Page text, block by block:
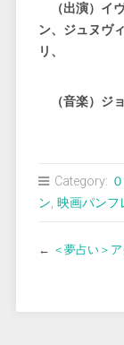
（出演）イ
ン、ジュヌヴ
リ、
（音楽）ジ
Category:
ン, 映画パンフ
← ＜夢占い＞